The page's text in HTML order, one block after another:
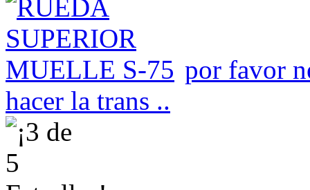
por favor
hacer la trans ..